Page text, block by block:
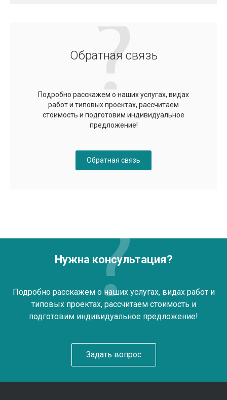
Обратная связь
Подробно расскажем о наших услугах, видах
работ и типовых проектах, рассчитаем
стоимость и подготовим индивидуальное
предложение!
Обратная связь
Нужна консультация?
Подробно расскажем о наших услугах, видах работ и
типовых проектах, рассчитаем стоимость и
подготовим индивидуальное предложение!
Задать вопрос